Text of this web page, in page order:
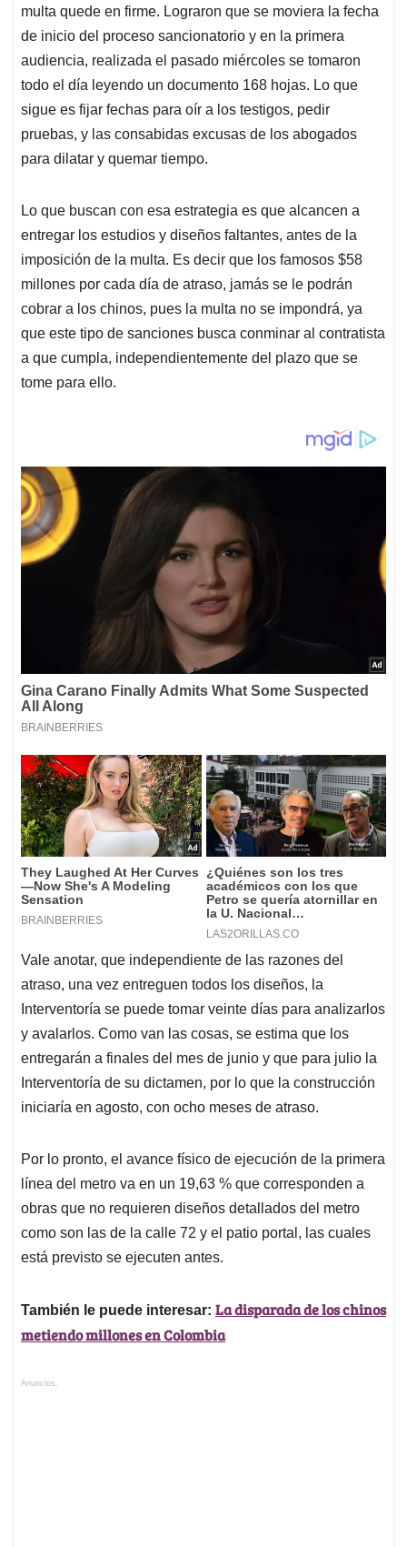
multa quede en firme. Lograron que se moviera la fecha
de inicio del proceso sancionatorio y en la primera
audiencia, realizada el pasado miércoles se tomaron
todo el día leyendo un documento 168 hojas. Lo que
sigue es fijar fechas para oír a los testigos, pedir
pruebas, y las consabidas excusas de los abogados
para dilatar y quemar tiempo.
Lo que buscan con esa estrategia es que alcancen a
entregar los estudios y diseños faltantes, antes de la
imposición de la multa. Es decir que los famosos $58
millones por cada día de atraso, jamás se le podrán
cobrar a los chinos, pues la multa no se impondrá, ya
que este tipo de sanciones busca conminar al contratista
a que cumpla, independientemente del plazo que se
tome para ello.
Vale anotar, que independiente de las razones del
atraso, una vez entreguen todos los diseños, la
Interventoría se puede tomar veinte días para analizarlos
y avalarlos. Como van las cosas, se estima que los
entregarán a finales del mes de junio y que para julio la
Interventoría de su dictamen, por lo que la construcción
iniciaría en agosto, con ocho meses de atraso.
Por lo pronto, el avance físico de ejecución de la primera
línea del metro va en un 19,63 % que corresponden a
obras que no requieren diseños detallados del metro
como son las de la calle 72 y el patio portal, las cuales
está previsto se ejecuten antes.
También le puede interesar: La disparada de los chinos
metiendo millones en Colombia
Anuncios.